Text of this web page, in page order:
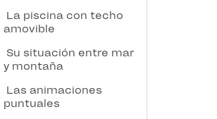
La piscina con techo
amovible
Su situación entre mar
y montaña
Las animaciones
puntuales